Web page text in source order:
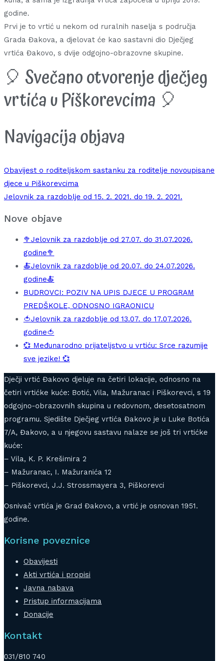
godine.
Prvi je to vrtić u nekom od ruralnih naselja s područja
Grada Đakova, a djelovat će kao sastavni dio Dječjeg
vrtića Đakovo, s dvije odgojno-obrazovne skupine.
🎈 Svečano otvorenje dječjeg
vrtića u Piškorevcima 🎈
Navigacija objava
Obavijest o roditeljskom sastanku za roditelje novoupisane
djece u Piškorevcima
Jelovnik za razdoblje od 15. 2. 2021. do 19. 2. 2021.
Nove objave
🥦Jelovnik za razdoblje od 27.07. do 31.07.2026.
godine🥦
🍝Jelovnik za razdoblje od 20.07. do 24.07.2026.
godine🍝
BUDROVCI: POZIV NA UPIS DJECE U PROGRAM
PREDŠKOLE, ODNOSNO IGRAONICU
🍅Jelovnik za razdoblje od 13.07. do 17.07.2026.
godine🍅
💞 Međunarodno prijateljstvo u vrtiću: Srce razumije
sve jezike! 💞
Dječji vrtić Đakovo djeluje na četiri lokacije, odnosno na
četiri vrtićke kuće: Botić, Vila, Mažuranac i Piškorevci, s 19
odgojno-obrazovnih skupina u redovnom, desetosatnom
programu. Sjedište Dječjeg vrtića Đakovo je u Luke Botića
7/A, Đakovo, a u njegovu sastavu nalaze se još tri vrtićke
kuće:
– Vila, K. P. Krešimira 2
– Mažuranac, I. Mažuranića 12
– Piškorevci, J.J. Strossmayera 3, Piškorevci
Osnivač vrtića je Grad Đakovo, a vrtić je osnovan 1951.
godine.
Korisne poveznice
Obavijesti
Akti vrtića i propisi
Javna nabava
Pristup informacijama
Donacije
Kontakt
031/810 740